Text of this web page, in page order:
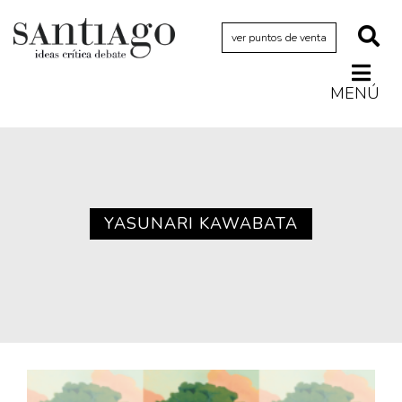
ver puntos de venta
MENÚ
YASUNARI KAWABATA